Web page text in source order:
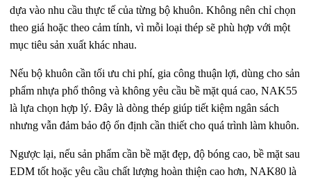
dựa vào nhu cầu thực tế của từng bộ khuôn. Không nên chỉ chọn
theo giá hoặc theo cảm tính, vì mỗi loại thép sẽ phù hợp với một
mục tiêu sản xuất khác nhau.
Nếu bộ khuôn cần tối ưu chi phí, gia công thuận lợi, dùng cho sản
phẩm nhựa phổ thông và không yêu cầu bề mặt quá cao, NAK55
là lựa chọn hợp lý. Đây là dòng thép giúp tiết kiệm ngân sách
nhưng vẫn đảm bảo độ ổn định cần thiết cho quá trình làm khuôn.
Ngược lại, nếu sản phẩm cần bề mặt đẹp, độ bóng cao, bề mặt sau
EDM tốt hoặc yêu cầu chất lượng hoàn thiện cao hơn, NAK80 là